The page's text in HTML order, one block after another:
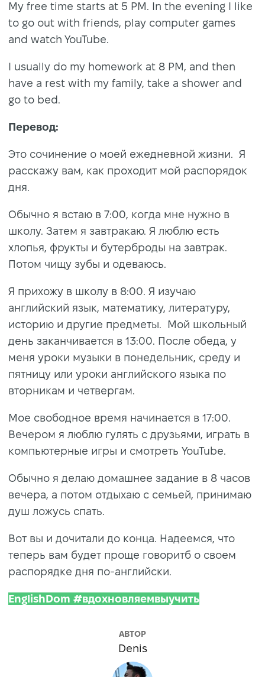
My free time starts at 5 PM. In the evening I like
to go out with friends, play computer games
and watch YouTube.
I usually do my homework at 8 PM, and then
have a rest with my family, take a shower and
go to bed.
Перевод:
Это сочинение о моей ежедневной жизни. Я
расскажу вам, как проходит мой распорядок
дня.
Обычно я встаю в 7:00, когда мне нужно в
школу. Затем я завтракаю. Я люблю есть
хлопья, фрукты и бутерброды на завтрак.
Потом чищу зубы и одеваюсь.
Я прихожу в школу в 8:00. Я изучаю
английский язык, математику, литературу,
историю и другие предметы. Мой школьный
день заканчивается в 13:00. После обеда, у
меня уроки музыки в понедельник, среду и
пятницу или уроки английского языка по
вторникам и четвергам.
Мое свободное время начинается в 17:00.
Вечером я люблю гулять с друзьями, играть в
компьютерные игры и смотреть YouTube.
Обычно я делаю домашнее задание в 8 часов
вечера, а потом отдыхаю с семьей, принимаю
душ ложусь спать.
Вот вы и дочитали до конца. Надеемся, что
теперь вам будет проще говоритб о своем
распорядке дня по-английски.
EnglishDom #вдохновляемвыучить
АВТОР
Denis